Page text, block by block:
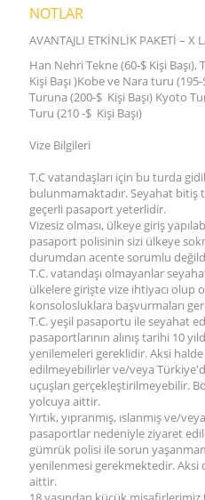
NOTLAR
AVANTAJLI ETKİNLİK PAKETİ – X
Han Nehri Tekne (60-$ Kişi
Kişi Başı )Kobe ve Nara turu
Turuna (200-$ Kişi Başı) Kyoto
Turu (210 -$ Kişi Başı)
Vize Bilgileri
T.C vatandaşları için bu turda
bulunmamaktadır. Seyahat bitiş
geçerli pasaport yeterlidir.
Vizesiz olması, ülkeye giriş
pasaport polisinin sizi ülkeye
durumdan acente sorumlu
T.C. vatandaşı olmayanlar
ülkelere girişte vize ihtiyacı olup
konsolosluklara başvurmaları
T.C. yeşil pasaportu ile seyahat
pasaportlarının alınış tarihi 10
yenilemeleri gereklidir. Aksi
edilmeyebilirler ve/veya
uçuşları gerçekleştirilmeyebilir.
yolcuya aittir.
Yırtık, yıpranmış, ıslanmış ve/
pasaportlar nedeniyle ziyaret
gümrük polisi ile sorun
yenilenmesi gerekmektedir.
aittir.